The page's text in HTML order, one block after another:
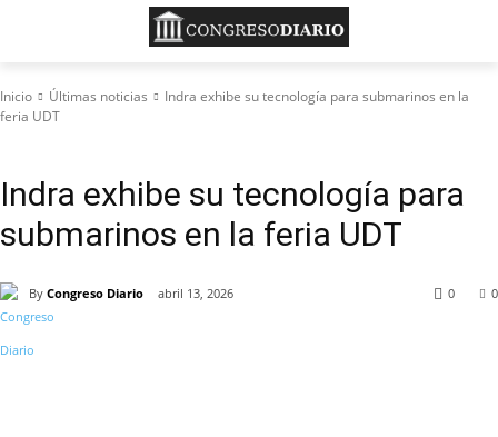
Inicio Últimas noticias
Indra exhibe su tecnología para submarinos en la
feria UDT
Indra exhibe su tecnología para
submarinos en la feria UDT
By Congreso Diario abril 13, 2026 0
0